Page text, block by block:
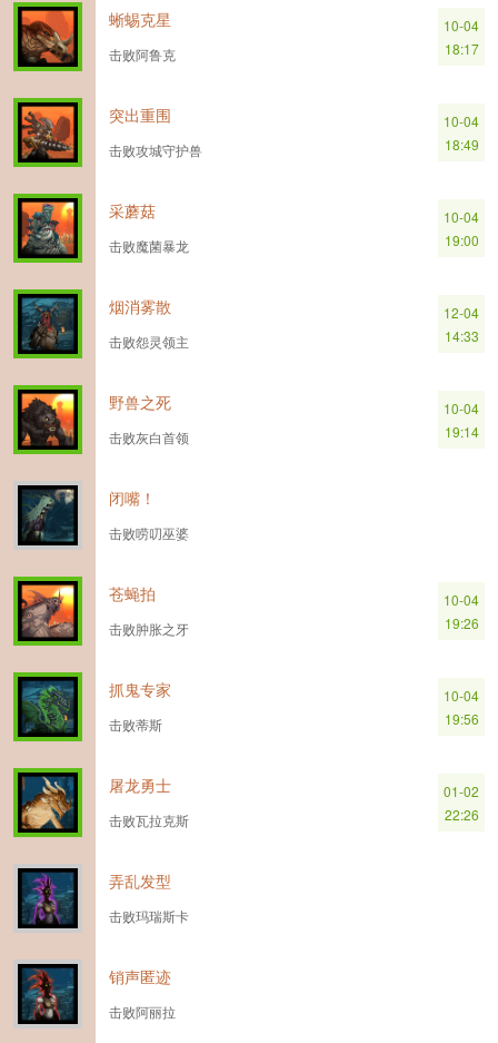
蜥蜴克星
击败阿鲁克
10-04
18:17
突出重围
击败攻城守护兽
10-04
18:49
采蘑菇
击败魔菌暴龙
10-04
19:00
烟消雾散
击败怨灵领主
12-04
14:33
野兽之死
击败灰白首领
10-04
19:14
闭嘴！
击败唠叨巫婆
苍蝇拍
击败肿胀之牙
10-04
19:26
抓鬼专家
击败蒂斯
10-04
19:56
屠龙勇士
击败瓦拉克斯
01-02
22:26
弄乱发型
击败玛瑞斯卡
销声匿迹
击败阿丽拉